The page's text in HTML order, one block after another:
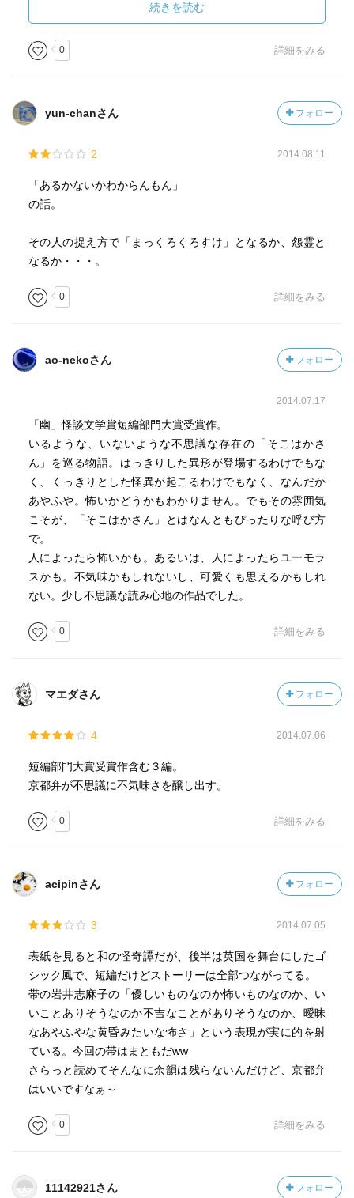
続きを読む
0 詳細をみる
yun-chanさん フォロー
2 2014.08.11
「あるかないかわからんもん」
の話。
その人の捉え方で「まっくろくろすけ」となるか、怨霊と
なるか・・・。
0 詳細をみる
ao-nekoさん フォロー
2014.07.17
「幽」怪談文学賞短編部門大賞受賞作。
いるような、いないような不思議な存在の「そこはかさ
ん」を巡る物語。はっきりした異形が登場するわけでもな
く、くっきりとした怪異が起こるわけでもなく、なんだか
あやふや。怖いかどうかもわかりません。でもその雰囲気
こそが、「そこはかさん」とはなんともぴったりな呼び方
で。
人によったら怖いかも。あるいは、人によったらユーモラ
スかも。不気味かもしれないし、可愛くも思えるかもしれ
ない。少し不思議な読み心地の作品でした。
0 詳細をみる
マエダさん フォロー
4 2014.07.06
短編部門大賞受賞作含む３編。
京都弁が不思議に不気味さを醸し出す。
0 詳細をみる
acipinさん フォロー
3 2014.07.05
表紙を見ると和の怪奇譚だが、後半は英国を舞台にしたゴ
シック風で、短編だけどストーリーは全部つながってる。
帯の岩井志麻子の「優しいものなのか怖いものなのか、い
いことありそうなのか不吉なことがありそうなのか、曖昧
なあやふやな黄昏みたいな怖さ」という表現が実に的を射
ている。今回の帯はまともだww
さらっと読めてそんなに余韻は残らないんだけど、京都弁
はいいですなぁ～
0 詳細をみる
11142921さん フォロー